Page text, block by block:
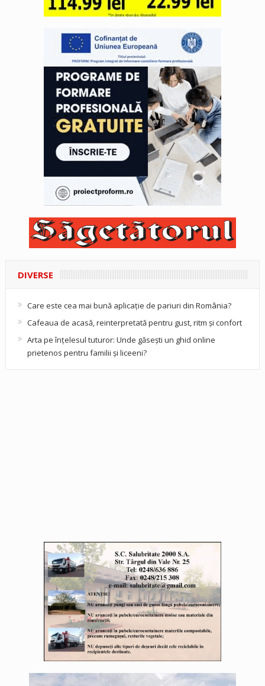
DIVERSE
Care este cea mai bună aplicație de pariuri din România?
Cafeaua de acasă, reinterpretată pentru gust, ritm și confort
Arta pe înțelesul tuturor: Unde găsești un ghid online
prietenos pentru familii și liceeni?